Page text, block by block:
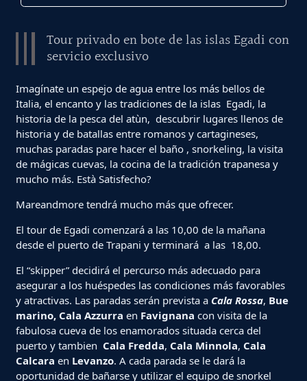
Tour privado en bote de las islas Egadi con
servicio exclusivo
Imagínate un espejo de agua entre los más bellos de
Italia, el encanto y las tradiciones de la islas Egadi, la
historia de la pesca del atùn, descubrir lugares llenos de
historia y de batallas entre romanos y cartagineses,
muchas paradas pare hacer el baño , snorkeling, la visita
de mágicas cuevas, la cocina de la tradición trapanesa y
mucho más. Està Satisfecho?
Mareandmore tendrá mucho más que ofrecer.
El tour de Egadi comenzará a las 10,00 de la mañana
desde el puerto de Trapani y terminará a las 18,00.
El “skipper” decidirá el percurso más adecuado para
asegurar a los huéspedes las condiciones más favorables
y atractivas. Las paradas serán prevista a Cala Rossa, Bue
marino, Cala Azzurra en Favignana con visita de la
fabulosa cueva de los enamorados situada cerca del
puerto y tambien Cala Fredda, Cala Minnola, Cala
Calcara en Levanzo. A cada parada se le dará la
oportunidad de bañarse y utilizar el equipo de snorkel